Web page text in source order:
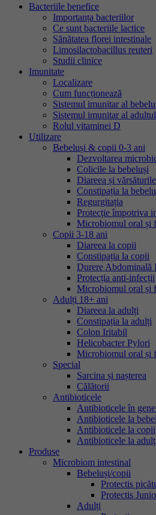
Bacteriile benefice
Importanța bacteriilor
Ce sunt bacteriile lactice
Sănătatea florei intestinale
Limosilactobacillus reuteri
Studii clinice
Imunitate
Localizare
Cum funcționează
Sistemul imunitar al
Sistemul imunitar al
Rolul vitaminei D
Utilizare
Bebeluși & copii 0-3 ani
Dezvoltarea
Colicile la bebeluși
Diareea și vărsăturile
Constipația la
Regurgitația
Protecție împotriva
Microbiomul oral și
Copii 3-18 ani
Diareea la copii
Constipația la copii
Durere Abdominală
Protecția anti-infecții
Microbiomul oral și
Adulți 18+ ani
Diareea la adulți
Constipația la adulți
Colon Iritabil
Helicobacter Pylori
Microbiomul oral și
Special
Sarcina și nașterea
Călătorii
Antibioticele
Antibioticele în
Antibioticele la
Antibioticele la copii
Antibioticele la
Produse
Microbiom intestinal
Bebeluși/copii
Protectis
Protectis
Adulți